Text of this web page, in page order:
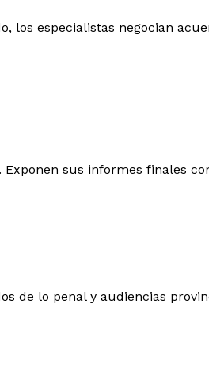
los especialistas negocian
sus informes finales
de lo penal y audiencias